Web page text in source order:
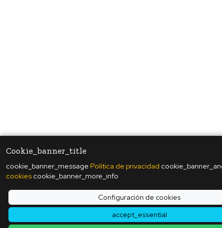
Cookie_banner_title
cookie_banner_message Política de privacidad
cookies cookie_banner_more_info
Configuración de cookies
accept_essential